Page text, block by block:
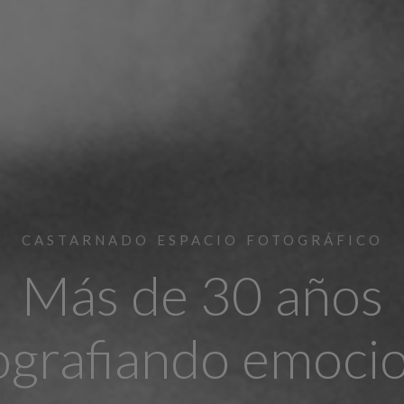
CASTARNADO ESPACIO FOTOGRÁFICO
Más de 30 años